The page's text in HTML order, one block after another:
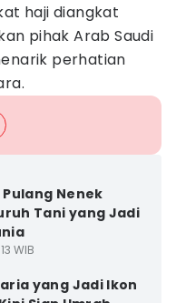
haji diangkat
pihak Arab Saudi
perhatian
Nenek
Tani yang Jadi
WIB
yang Jadi Ikon